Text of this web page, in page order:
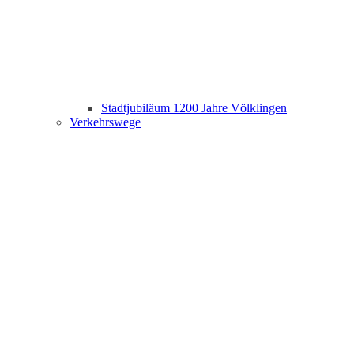
Stadtjubiläum 1200 Jahre Völklingen
Verkehrswege